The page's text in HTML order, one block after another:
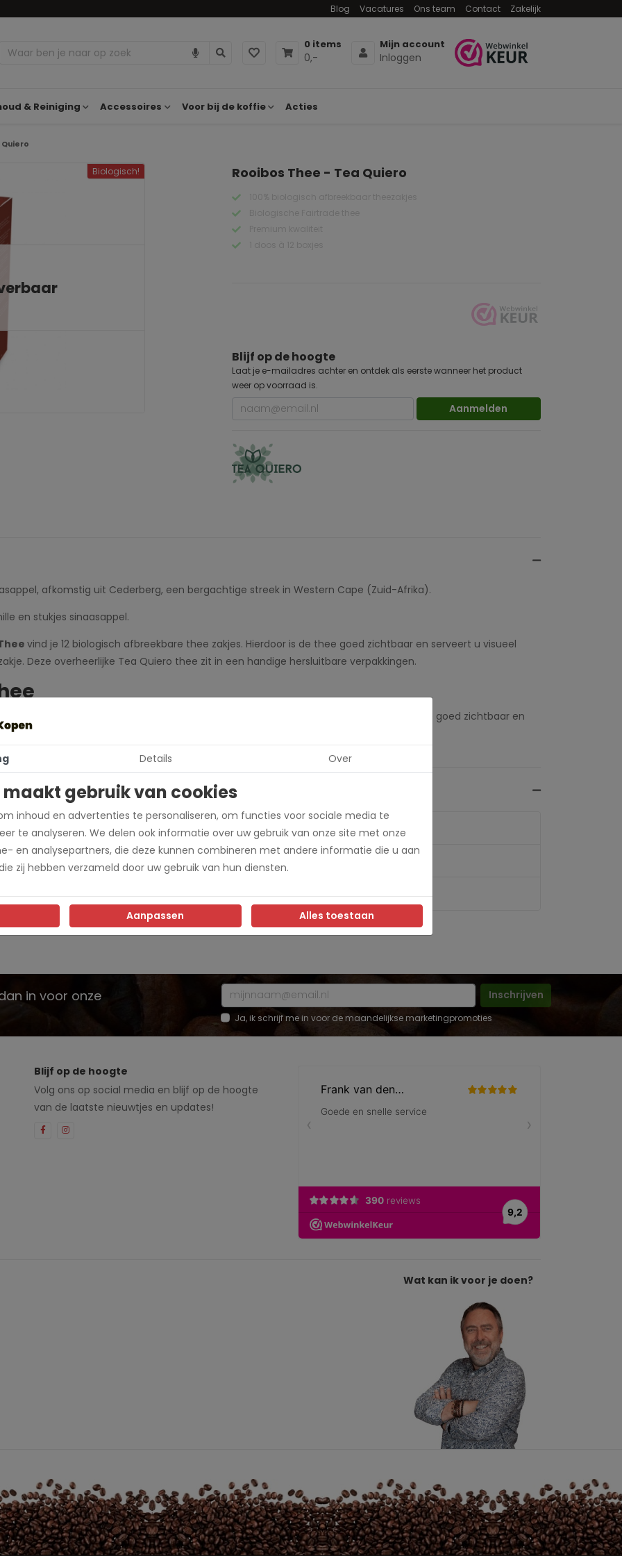
Blog Vacatures Ons team Contact Zakelijk
0 items
0,-
Mijn account
Inloggen
& Reiniging Accessoires Voor bij de koffie Acties
Rooibos Thee - Tea Quiero
Blijf op de hoogte
Laat je e-mailadres achter en ontdek als eerste wanneer het product
weer op voorraad is.
Aanmelden
Biologisch!
afkomstig uit Cederberg, een bergachtige streek in Western Cape (Zuid-Afrika).
en stukjes sinaasappel.
vind je 12 biologisch afbreekbare thee zakjes. Hierdoor is de thee goed zichtbaar en serveert u visueel
Deze overheerlijke Tea Quiero thee zit in een handige hersluitbare verpakkingen.
cadeautje. Gerolde, hoogwaardige en biologische Fairtrade thee. Hierdoor is de thee goed zichtbaar en
van een zakje.
Quiero
in voor onze
Inschrijven
Ja, ik schrijf me in voor de maandelijkse marketingpromoties
Blijf op de hoogte
Volg ons op social media en blijf op de hoogte
van de laatste nieuwtjes en updates!
Wat kan ik voor je doen?
Details Over
maakt gebruik van cookies
inhoud en advertenties te personaliseren, om functies voor sociale media te
te analyseren. We delen ook informatie over uw gebruik van onze site met onze
en analysepartners, die deze kunnen combineren met andere informatie die u aan
zij hebben verzameld door uw gebruik van hun diensten.
Aanpassen Alles toestaan